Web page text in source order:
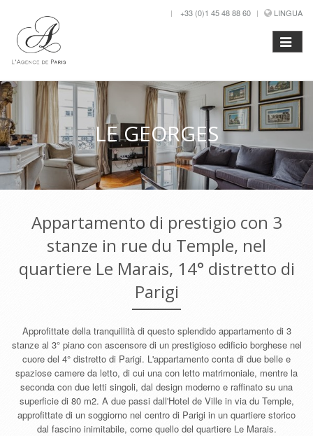
+33 (0)1 45 48 88 60 LINGUA
LE GEORGES
Appartamento di prestigio con 3
stanze in rue du Temple, nel
quartiere Le Marais, 14° distretto di
Parigi
Approfittate della tranquillità di questo splendido appartamento di 3
stanze al 3° piano con ascensore di un prestigioso edificio borghese nel
cuore del 4° distretto di Parigi. L'appartamento conta di due belle e
spaziose camere da letto, di cui una con letto matrimoniale, mentre la
seconda con due letti singoli, dal design moderno e raffinato su una
superficie di 80 m2. A due passi dall'Hotel de Ville in via du Temple,
approfittate di un soggiorno nel centro di Parigi in un quartiere storico
dal fascino inimitabile, come quello del quartiere Le Marais.